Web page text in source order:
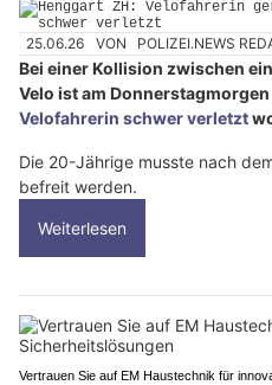
25.06.26 VON POLIZEI.NEWS
Bei einer Kollision zwischen
Velo ist am
Velofahrerin schwer verletzt
Die 20-Jährige musste nach
befreit werden.
Weiterlesen
Vertrauen Sie auf EM Haustechnik für